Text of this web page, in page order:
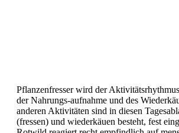
Pflanzenfresser wird der
der Nahrungs-aufnahme und des
anderen Aktivitäten sind in diesen
(fressen) und wiederkäuen besteht, fest